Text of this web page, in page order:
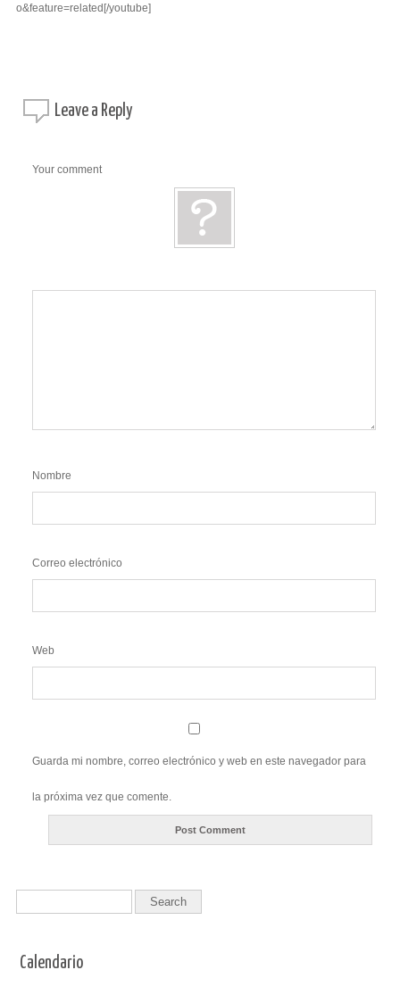
o&feature=related[/youtube]
Leave a Reply
Your comment
Nombre
Correo electrónico
Web
Guarda mi nombre, correo electrónico y web en este navegador para
la próxima vez que comente.
Calendario